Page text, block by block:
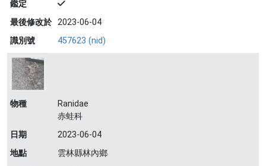
鑑定
最後修改於 2023-06-04
識別號
457623 (nid)
物種
Ranidae
赤蛙科
日期
2023-06-04
地點
雲林縣林內鄉